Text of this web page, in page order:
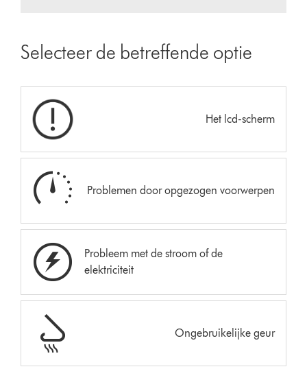
Selecteer de betreffende optie
Het lcd-scherm
Problemen door opgezogen voorwerpen
Probleem met de stroom of de
elektriciteit
Ongebruikelijke geur